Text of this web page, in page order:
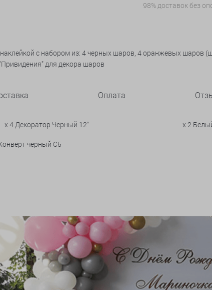
98% доставок без
с набором из: 4 черных шаров, 4 оранжевых шаров
для декора шаров
Оплата
x 4 Декоратор Черный 12" x 2
черный С5